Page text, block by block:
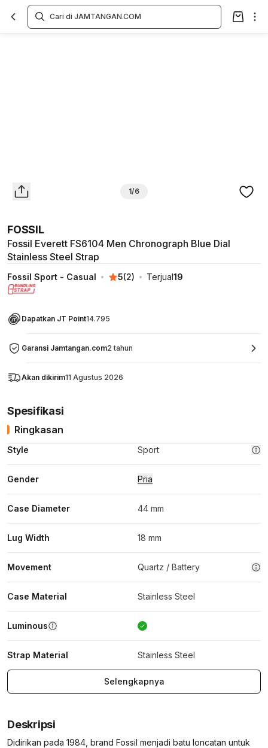
1/6
FOSSIL
Fossil Everett FS6104 Men Chronograph Blue Dial
Stainless Steel Strap
Fossil Sport - Casual 5(2) Terjual19
Dapatkan JT Point14.795
Garansi Jamtangan.com2 tahun
Akan dikirim11 Agustus 2026
Spesifikasi
Ringkasan
Style Sport
Gender Pria
Case Diameter 44 mm
Lug Width 18 mm
Movement Quartz / Battery
Case Material Stainless Steel
Luminous
Strap Material Stainless Steel
Selengkapnya
Deskripsi
Didirikan pada 1984, brand Fossil menjadi batu loncatan untuk